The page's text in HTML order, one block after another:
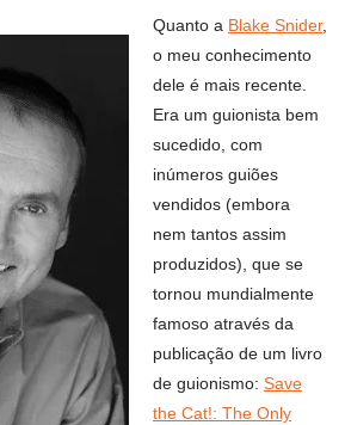
Quanto a Blake Snider,
o meu conhecimento
dele é mais recente.
Era um guionista bem
sucedido, com
inúmeros guiões
vendidos (embora
nem tantos assim
produzidos), que se
tornou mundialmente
famoso através da
publicação de um livro
de guionismo: Save
the Cat!: The Only